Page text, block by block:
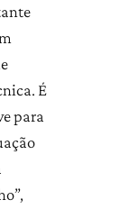
É
para